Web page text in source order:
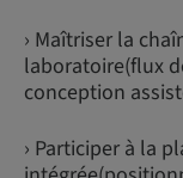
› Maîtriser la
laboratoire(flux
conception
› Participer à la